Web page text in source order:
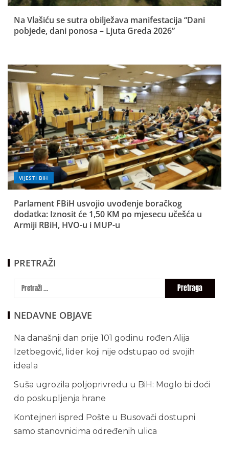
Na Vlašiću se sutra obilježava manifestacija “Dani
pobjede, dani ponosa – Ljuta Greda 2026”
VIJESTI BIH
Parlament FBiH usvojio uvođenje boračkog
dodatka: Iznosit će 1,50 KM po mjesecu učešća u
Armiji RBiH, HVO-u i MUP-u
PRETRAŽI
NEDAVNE OBJAVE
Na današnji dan prije 101 godinu rođen Alija
Izetbegović, lider koji nije odstupao od svojih
ideala
Suša ugrozila poljoprivredu u BiH: Moglo bi doći
do poskupljenja hrane
Kontejneri ispred Pošte u Busovači dostupni
samo stanovnicima određenih ulica